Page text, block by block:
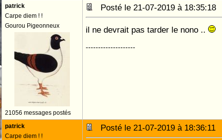
patrick
Carpe diem ! !
Gourou Pigeonneux
21056 messages postés
Posté le 21-07-2019 à
il ne devrait pas tarder le nono ..
--------------------
patrick
Carpe diem ! !
Posté le 21-07-2019 à